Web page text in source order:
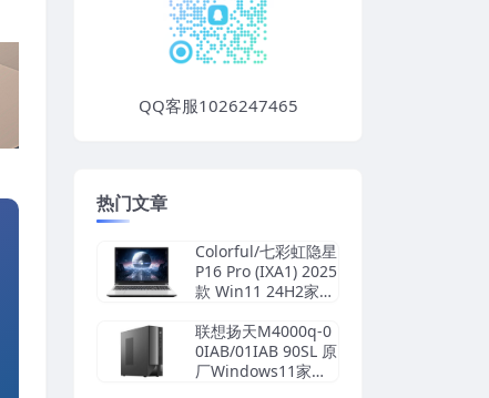
QQ客服1026247465
热门文章
Colorful/七彩虹隐星
P16 Pro (IXA1) 2025
款 Win11 24H2家庭
OLORFUL一键还原
联想扬天M4000q-0
0IAB/01IAB 90SL 原
厂Windows11家庭